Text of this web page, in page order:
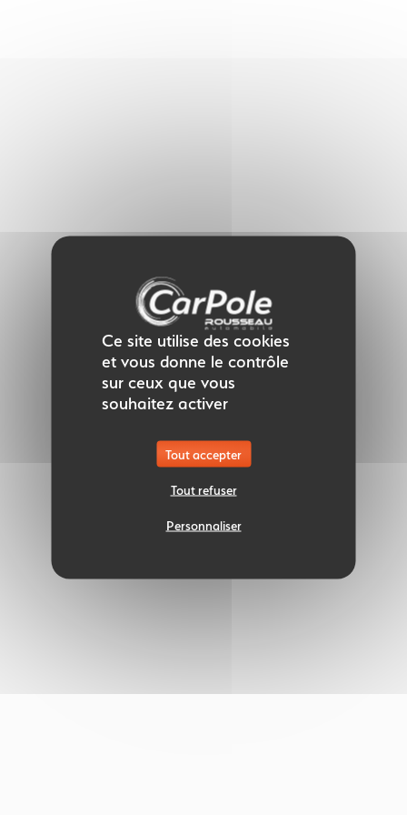
Ce site utilise des cookies
et vous donne le contrôle
sur ceux que vous
souhaitez activer
Tout accepter
Tout refuser
Personnaliser